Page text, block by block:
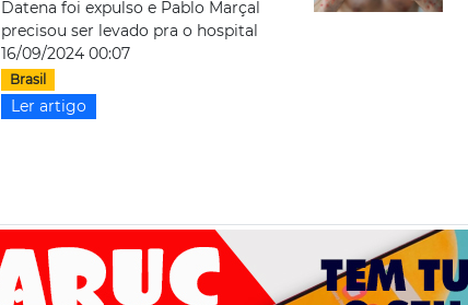
Datena foi expulso e Pablo Marçal
precisou ser levado pra o hospital
16/09/2024 00:07
Brasil
Ler artigo